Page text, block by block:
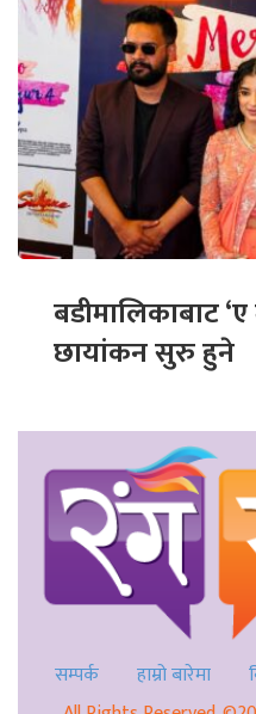
बडीमालिकाबाट
छायांकन सुरु हुने
सम्पर्क हाम्रो बारेमा